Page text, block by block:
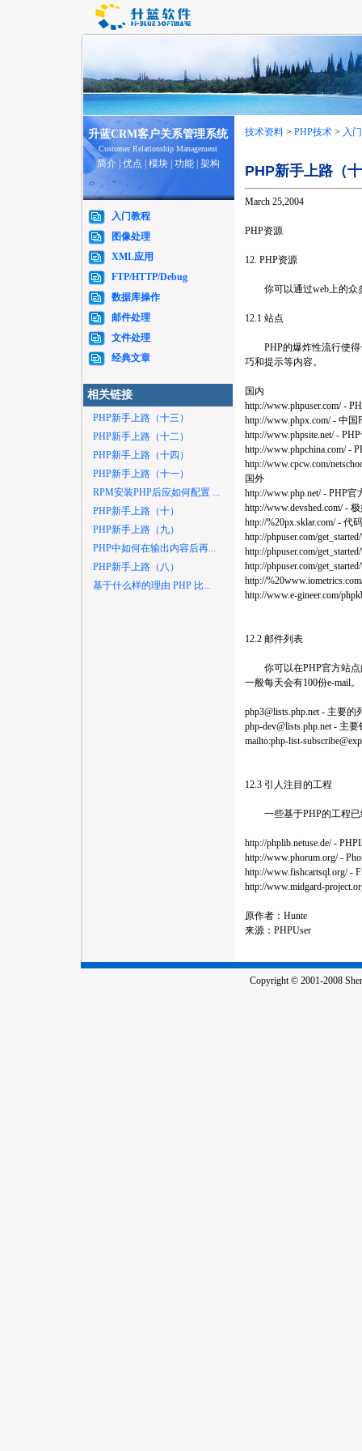
升蓝CRM客户关系管理系统
Customer Relationship Management
简介|优点 模块| 功能| 架构
入门教程
图像处理
XML应用
FTP/HTTP/Debug
数据库操作
邮件处理
文件处理
经典文章
相关链接
PHP新手上路（十三）
PHP新手上路（十二）
PHP新手上路（十四）
PHP新手上路（十一）
RPM安装PHP后应如何配置 ...
PHP新手上路（十）
PHP新手上路（九）
PHP中如何在输出内容后再...
PHP新手上路（八）
基于什么样的理由 PHP 比...
技术资料 > PHP技术 > 入
PHP新手上路（
March 25,2004
PHP资源
12. PHP资源
你可以通过web上的众
12.1 站点
PHP的爆炸性流行使得
巧和提示等内容。
国内
http://www.phpuser.com/ -
http://www.phpx.com/ - 中
http://www.phpsite.net/ -
http://www.phpchina.com/ -
http://www.cpcw.com/
国外
http://www.php.net/ - PHP
http://www.devshed.com/ -
http://%20px.sklar.com/ - 代
http://phpuser.com/
http://phpuser.com/
http://phpuser.com/
http://
http://www.e-gineer.com/
12.2 邮件列表
你可以在PHP官方站点
一般每天会有100份e-mail。
php3@lists.php.net- 主要的
php-dev@lists.php.net- 主要
mailto:php-list-
12.3 引人注目的工程
一些基于PHP的工程已
http://phplib.netuse.de/ -
http://www.phorum.org/ -
http://www.fishcartsql.org/
http://www.midgard-
原作者：Hunte
来源：PHPUser
Copyright © 2001-2008